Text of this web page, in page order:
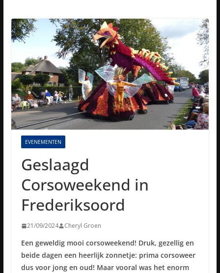
EVENEMENTEN
Geslaagd
Corsoweekend in
Frederiksoord
21/09/2024 Cheryl Groen
Een geweldig mooi corsoweekend! Druk, gezellig en
beide dagen een heerlijk zonnetje: prima corsoweer
dus voor jong en oud! Maar vooral was het enorm